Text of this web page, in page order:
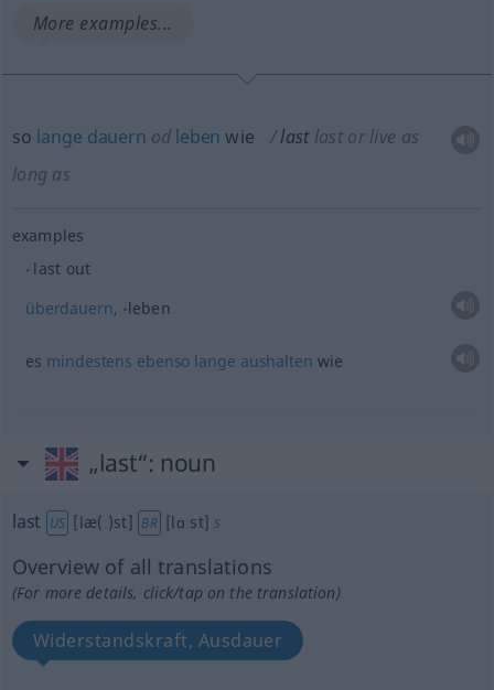
More examples...
so lange dauern od leben wie last last or live as
long as
examples
last out
überdauern, -leben
es mindestens ebenso lange aushalten wie
„last“: noun
last US [læ(ː)st] BR [lɑːst] s
Overview of all translations
(For more details, click/tap on the translation)
Widerstandskraft, Ausdauer